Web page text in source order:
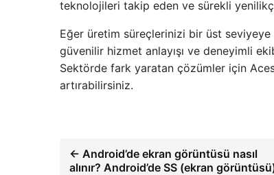
teknolojileri takip eden ve sürekli
Eğer üretim süreçlerinizi bir üst
güvenilir hizmet anlayışı ve deneyimli
Sektörde fark yaratan çözümler için
artırabilirsiniz.
← Android’de ekran görüntüsü nasıl
alınır? Android’de SS (ekran